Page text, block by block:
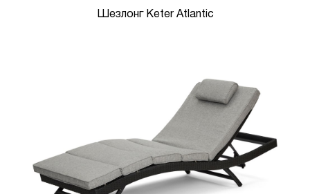
Шезлонг Keter Atlantic